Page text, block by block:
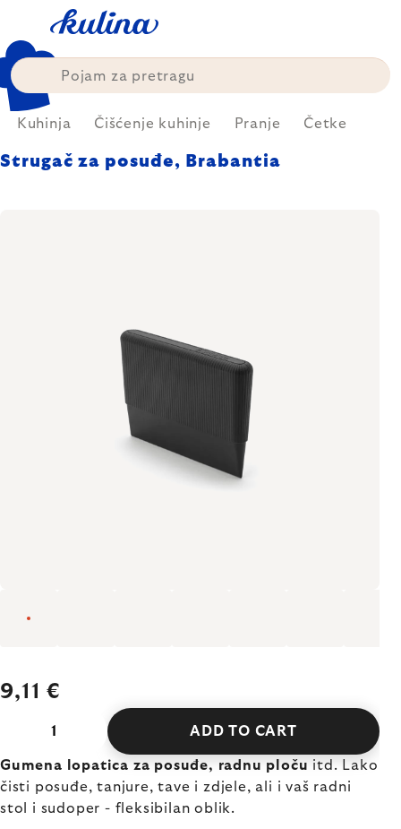
content
Kuhinja Čišćenje kuhinje Pranje Četke
Strugač za posuđe, Brabantia
9,11 €
ADD TO CART
Gumena lopatica za posuđe, radnu ploču itd. Lako
čisti posuđe, tanjure, tave i zdjele, ali i vaš radni
stol i sudoper - fleksibilan oblik.